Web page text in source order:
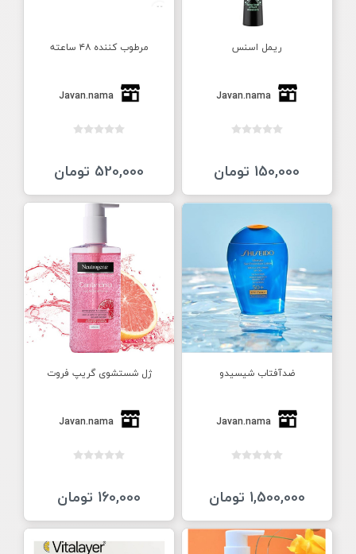
ریمل اسنس
Javan.nama
150,000 تومان
مرطوب کننده ۴۸ ساعته
Javan.nama
520,000 تومان
ضدآفتاب شیسیدو
Javan.nama
1,500,000 تومان
ژل شستشوی گریپ فروت
Javan.nama
160,000 تومان